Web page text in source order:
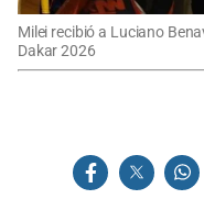
Milei recibió a Luciano
Dakar 2026